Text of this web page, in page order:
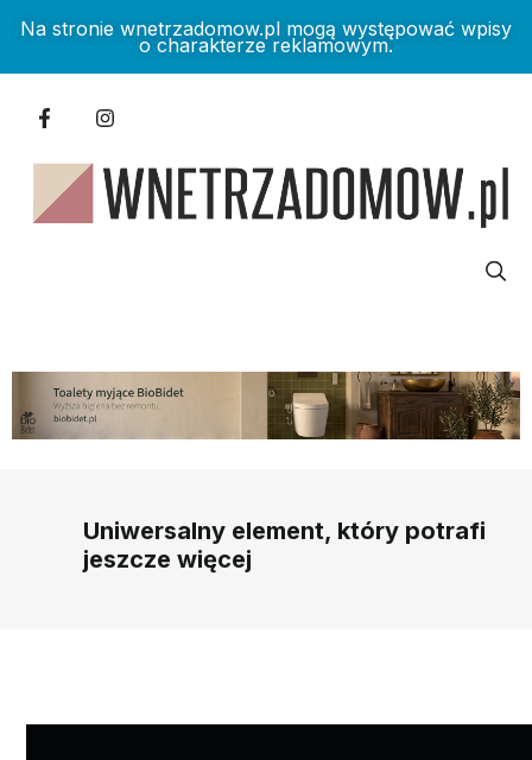
Na stronie wnetrzadomow.pl mogą występować wpisy
o charakterze reklamowym.
Uniwersalny element, który potrafi
jeszcze więcej